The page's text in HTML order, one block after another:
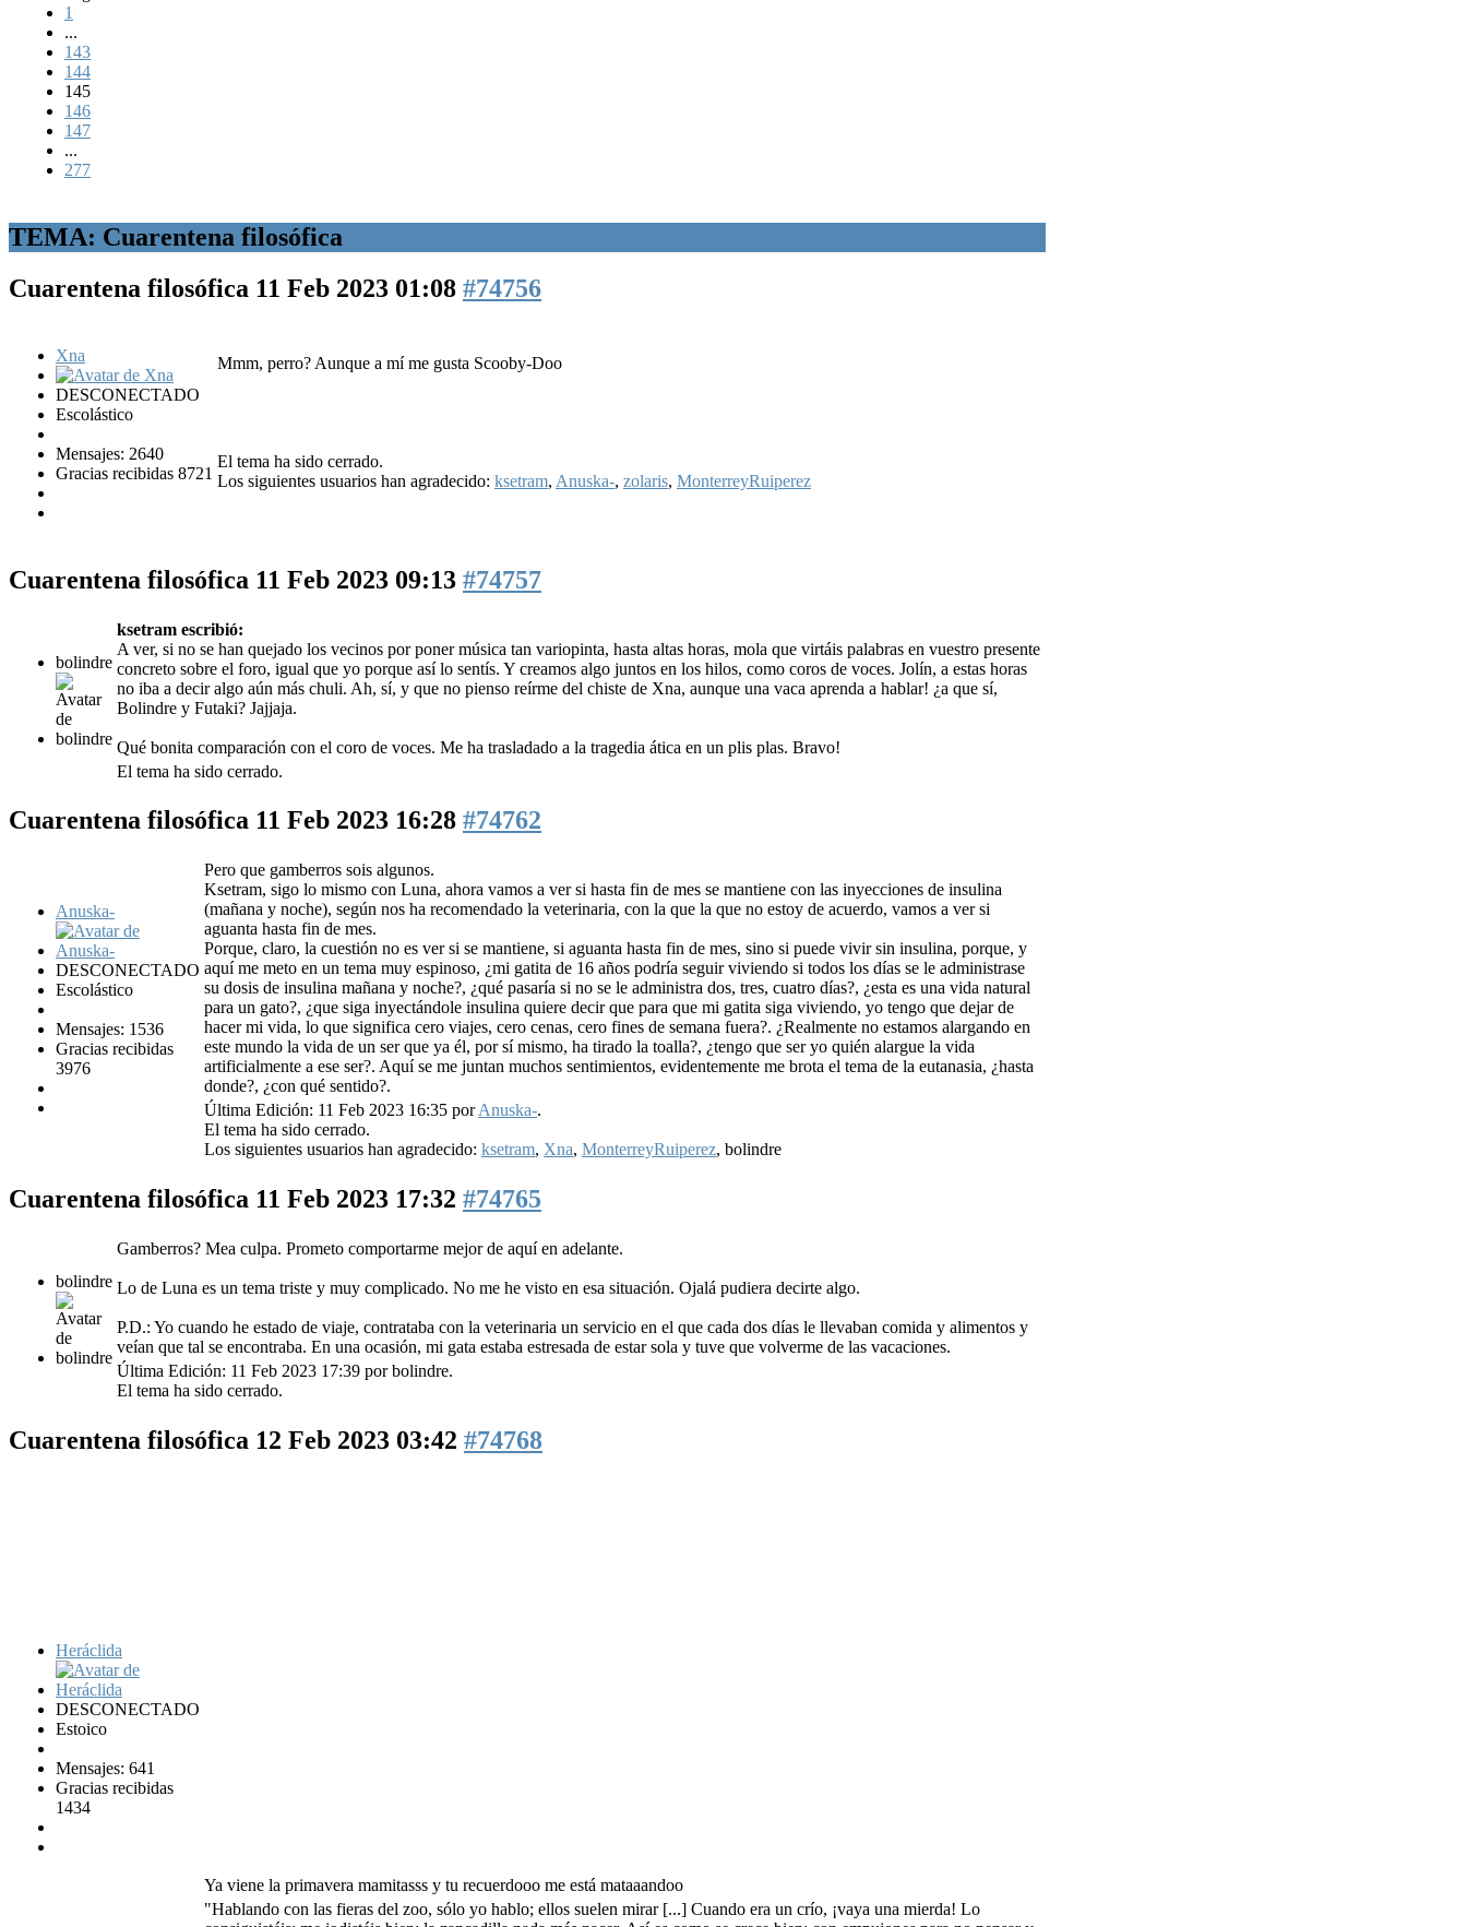
1
...
143
144
145
146
147
...
277
TEMA: Cuarentena filosófica
Cuarentena filosófica 11 Feb 2023 01:08 #74756
Xna
DESCONECTADO
Escolástico
Mensajes: 2640
Gracias recibidas 8721
Mmm, perro? Aunque a mí me gusta Scooby-Doo
El tema ha sido cerrado.
Los siguientes usuarios han agradecido: ksetram, Anuska-, zolaris, MonterreyRuiperez
Cuarentena filosófica 11 Feb 2023 09:13 #74757
bolindre
ksetram escribió:
A ver, si no se han quejado los vecinos por poner música tan variopinta, hasta altas horas, mola que virtáis palabras en vuestro presente
concreto sobre el foro, igual que yo porque así lo sentís. Y creamos algo juntos en los hilos, como coros de voces. Jolín, a estas horas
no iba a decir algo aún más chuli. Ah, sí, y que no pienso reírme del chiste de Xna, aunque una vaca aprenda a hablar! ¿a que sí,
Bolindre y Futaki? Jajjaja.
Qué bonita comparación con el coro de voces. Me ha trasladado a la tragedia ática en un plis plas. Bravo!
El tema ha sido cerrado.
Cuarentena filosófica 11 Feb 2023 16:28 #74762
Anuska-
DESCONECTADO
Escolástico
Mensajes: 1536
Gracias recibidas
3976
Pero que gamberros sois algunos.
Ksetram, sigo lo mismo con Luna, ahora vamos a ver si hasta fin de mes se mantiene con las inyecciones de insulina
(mañana y noche), según nos ha recomendado la veterinaria, con la que la que no estoy de acuerdo, vamos a ver si
aguanta hasta fin de mes.
Porque, claro, la cuestión no es ver si se mantiene, si aguanta hasta fin de mes, sino si puede vivir sin insulina, porque, y
aquí me meto en un tema muy espinoso, ¿mi gatita de 16 años podría seguir viviendo si todos los días se le administrase
su dosis de insulina mañana y noche?, ¿qué pasaría si no se le administra dos, tres, cuatro días?, ¿esta es una vida natural
para un gato?, ¿que siga inyectándole insulina quiere decir que para que mi gatita siga viviendo, yo tengo que dejar de
hacer mi vida, lo que significa cero viajes, cero cenas, cero fines de semana fuera?. ¿Realmente no estamos alargando en
este mundo la vida de un ser que ya él, por sí mismo, ha tirado la toalla?, ¿tengo que ser yo quién alargue la vida
artificialmente a ese ser?. Aquí se me juntan muchos sentimientos, evidentemente me brota el tema de la eutanasia, ¿hasta
donde?, ¿con qué sentido?.
Última Edición: 11 Feb 2023 16:35 porAnuska-.
El tema ha sido cerrado.
Los siguientes usuarios han agradecido: ksetram, Xna, MonterreyRuiperez, bolindre
Cuarentena filosófica 11 Feb 2023 17:32 #74765
bolindre
Gamberros? Mea culpa. Prometo comportarme mejor de aquí en adelante.
Lo de Luna es un tema triste y muy complicado. No me he visto en esa situación. Ojalá pudiera decirte algo.
P.D.: Yo cuando he estado de viaje, contrataba con la veterinaria un servicio en el que cada dos días le llevaban comida y alimentos y
veían que tal se encontraba. En una ocasión, mi gata estaba estresada de estar sola y tuve que volverme de las vacaciones.
Última Edición: 11 Feb 2023 17:39 porbolindre.
El tema ha sido cerrado.
Cuarentena filosófica 12 Feb 2023 03:42 #74768
Heráclida
DESCONECTADO
Estoico
Mensajes: 641
Gracias recibidas
1434
Ya viene la primavera mamitasss y tu recuerdooo me está mataaandoo
"Hablando con las fieras del zoo, sólo yo hablo; ellos suelen mirar [...] Cuando era un crío, ¡vaya una mierda! Lo